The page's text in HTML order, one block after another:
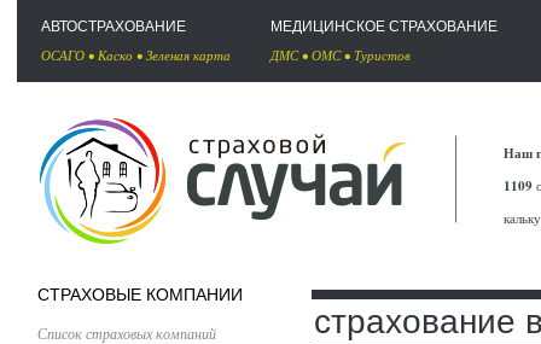
АВТОСТРАХОВАНИЕ
ОСАГО • Каско • Зеленая карта
МЕДИЦИНСКОЕ СТРАХОВАНИЕ
ДМС• ОМС• Туристов
Наш
1109
СТРАХОВЫЕ КОМПАНИИ
Список страховых компаний
страхование